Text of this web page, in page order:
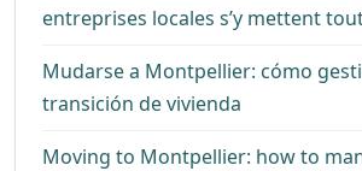
entreprises locales s’y mettent
Mudarse a Montpellier: cómo
transición de vivienda
Moving to Montpellier: how to